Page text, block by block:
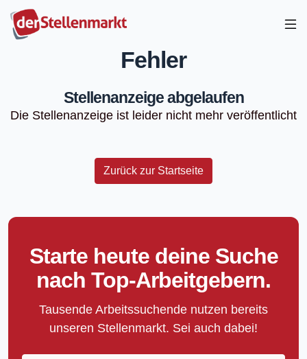
Fehler
Stellenanzeige abgelaufen
Die Stellenanzeige ist leider nicht mehr veröffentlicht
Zurück zur Startseite
Starte heute deine Suche
nach Top-Arbeitgebern.
Tausende Arbeitssuchende nutzen bereits
unseren Stellenmarkt. Sei auch dabei!